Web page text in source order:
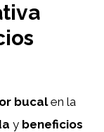
bucalen la
y beneficios